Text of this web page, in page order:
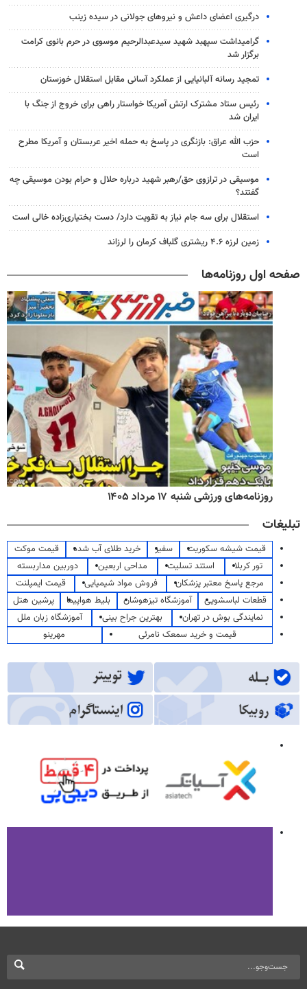
درگیری اعضای داعش و نیروهای جولانی در سیده زینب
گرامیداشت سپهبد شهید سیدعبدالرحیم موسوی در حرم بانوی کرامت
برگزار شد
تمجید رسانه آلبانیایی از عملکرد آسانی مقابل استقلال خوزستان
رئیس ستاد مشترک ارتش آمریکا خواستار راهی برای خروج از جنگ با
ایران شد
حزب الله عراق: بازنگری در پاسخ به حمله اخیر عربستان و آمریکا مطرح
است
موسیقی در ترازوی حق/رهبر شهید درباره حلال و حرام بودن موسیقی چه
گفتند؟
استقلال برای سه جام نیاز به تقویت دارد/ دست بختیاری‌زاده خالی است
زمین لرزه ۴.۶ ریشتری گلباف کرمان را لرزاند
صفحه اول روزنامه‌ها
روزنامه‌های ورزشی شنبه ۱۷ مرداد ۱۴۰۵
تبلیغات
قیمت شیشه سکوریت سفیر خرید طلای آب شده
قیمت موکت
تور کربلا
استند تسلیت مداحی اربعین
دوربین مداربسته
مرجع پاسخ معتبر پزشکان
فروش مواد شیمیایی
قیمت ایمپلنت
قطعات لباسشویی
آموزشگاه تیزهوشان بلیط هواپیما
پرشین هتل
نمایندگی بوش در تهران
بهترین جراح بینی
آموزشگاه زبان ملل
قیمت و خرید سمعک نامرئی
مهرینو